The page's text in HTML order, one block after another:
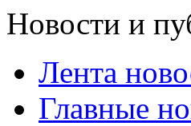
Новости и
Лента
Главные